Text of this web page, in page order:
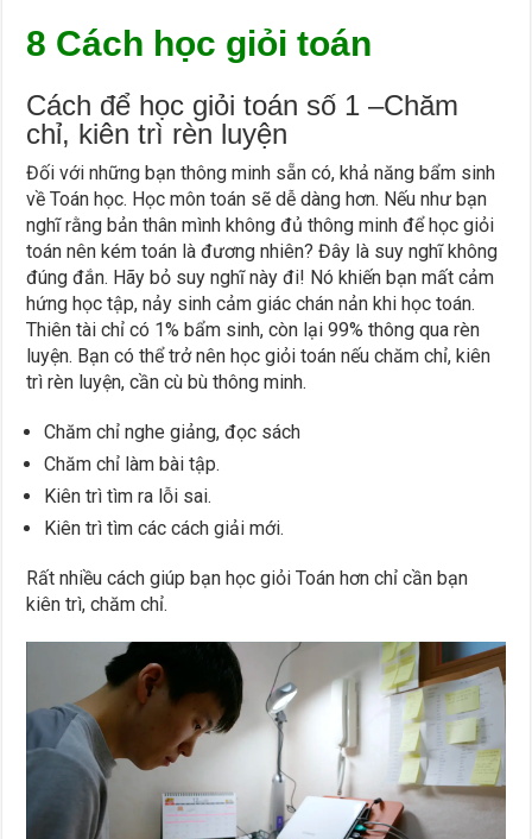
8 Cách học giỏi toán
Cách để học giỏi toán số 1 –Chăm
chỉ, kiên trì rèn luyện
Đối với những bạn thông minh sẵn có, khả năng bẩm sinh
về Toán học. Học môn toán sẽ dễ dàng hơn. Nếu như bạn
nghĩ rằng bản thân mình không đủ thông minh để học giỏi
toán nên kém toán là đương nhiên? Đây là suy nghĩ không
đúng đắn. Hãy bỏ suy nghĩ này đi! Nó khiến bạn mất cảm
hứng học tập, nảy sinh cảm giác chán nản khi học toán.
Thiên tài chỉ có 1% bẩm sinh, còn lại 99% thông qua rèn
luyện. Bạn có thể trở nên học giỏi toán nếu chăm chỉ, kiên
trì rèn luyện, cần cù bù thông minh.
Chăm chỉ nghe giảng, đọc sách
Chăm chỉ làm bài tập.
Kiên trì tìm ra lỗi sai.
Kiên trì tìm các cách giải mới.
Rất nhiều cách giúp bạn học giỏi Toán hơn chỉ cần bạn
kiên trì, chăm chỉ.